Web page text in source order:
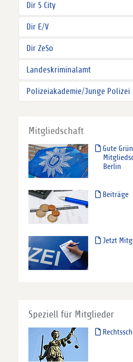
Dir 5 City
Dir E/V
Dir ZeSo
Landeskriminalamt
Polizeiakademie/Junge Polizei
Mitgliedschaft
Gute
Berlin
Beiträge
Jetzt
Speziell für Mitglieder